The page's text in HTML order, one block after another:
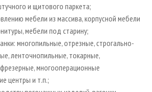
и щитового паркета;
мебели из массива, корпусной мебели
мебели под старину;
многопильные, отрезные, строгально-
ленточнопильные, токарные,
многооперационные
центры и т.п.;